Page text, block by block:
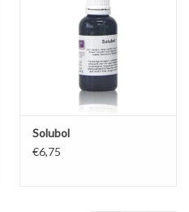
Solubol
€6,75